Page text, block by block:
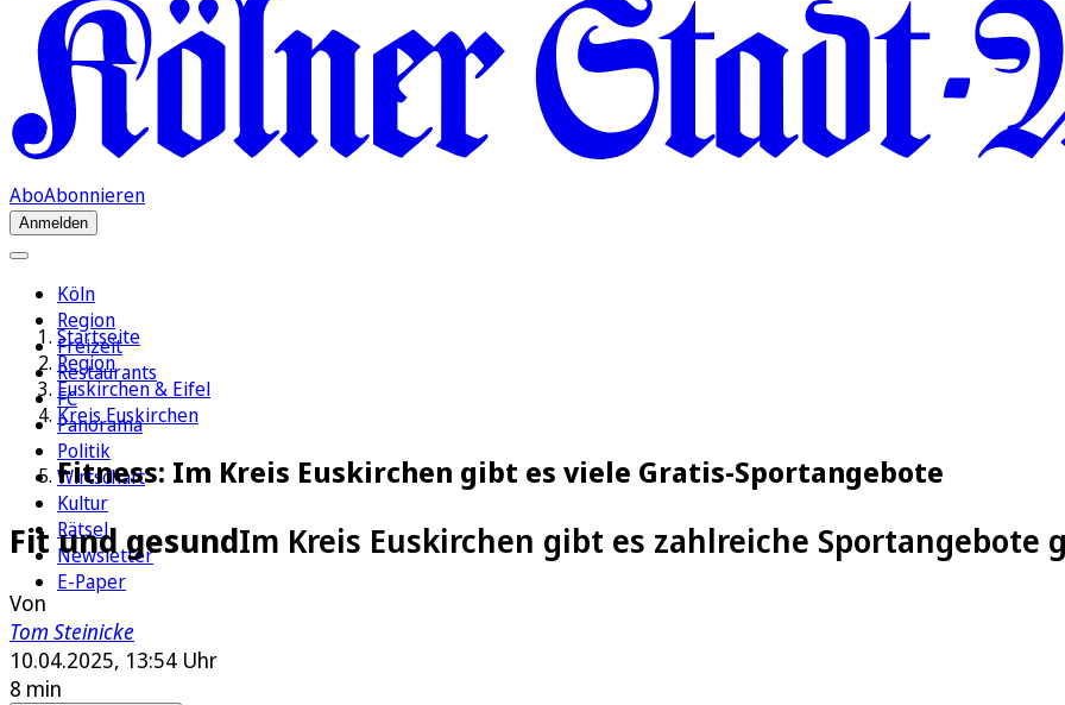
AboAbonnieren
Anmelden
Köln
Region
Freizeit
Restaurants
FC
Panorama
Politik
Wirtschaft
Kultur
Rätsel
Newsletter
E-Paper
Startseite
Region
Euskirchen & Eifel
Kreis Euskirchen
Fitness: Im Kreis Euskirchen gibt es viele Gratis-Sportangebote
Fit und gesundIm Kreis Euskirchen gibt es zahlreiche Sportangebote
Von
Tom Steinicke
10.04.2025, 13:54 Uhr
8 min